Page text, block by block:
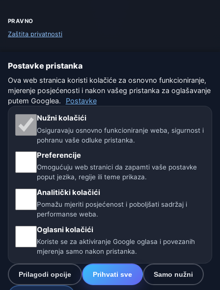
PRAVNO
Zaštita privatnosti
Uvjeti korištenja
Isključenje odgovornosti
Pomažemo životinjama
Naše vremenske stranice:
🇨🇿 Češka
🇩🇪🇦🇹🇨🇭 Njemačka / Austrija / Švicarska
🌎 Latinska Amerika i Španjolska
🇮🇳 Južna i jugoistočna Azija
Postavke pristanka
Ova web stranica koristi kolačiće za osnovno funkcioniranje,
mjerenje posjećenosti i nakon vašeg pristanka za oglašavanje
putem Googlea.
Postavke
Nužni kolačići
Osiguravaju osnovno funkcioniranje weba, sigurnost i
pohranu vaše odluke pristanka.
Preferencije
Omogućuju web stranici da zapamti vaše postavke
poput jezika, regije ili teme prikaza.
Analitički kolačići
Pomažu mjeriti posjećenost i poboljšati sadržaj i
performanse weba.
Oglasni kolačići
Koriste se za aktiviranje Google oglasa i povezanih
mjerenja samo nakon pristanka.
Prilagodi opcije Prihvati sve Samo nužni